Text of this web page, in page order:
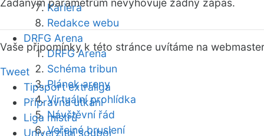
Kariéra
Redakce webu
DRFG Arena
DRFG Arena
Schéma tribun
Plánek areny
Virtuální prohlídka
Návštěvní řád
Veřejné bruslení
Zadaným parametrům nevyhovuje žádný zápas.
Vaše připomínky k této stránce uvítáme na webmaster
Tweet
Tipsport extraliga
Přípravná utkání
Liga mistrů
Univerzitní souboj